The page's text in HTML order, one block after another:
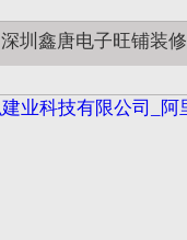
深圳鑫唐电子旺铺装